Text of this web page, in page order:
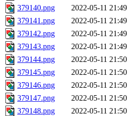
379140.png
2022-05-11 21:49
379141.png
2022-05-11 21:49
379142.png
2022-05-11 21:49
379143.png
2022-05-11 21:49
379144.png
2022-05-11 21:50
379145.png
2022-05-11 21:50
379146.png
2022-05-11 21:50
379147.png
2022-05-11 21:50
379148.png
2022-05-11 21:50